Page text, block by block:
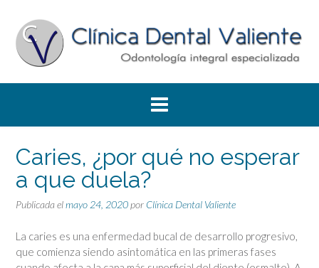
contenido
Caries, ¿por qué no esperar
a que duela?
Publicada elmayo 24, 2020por Clínica Dental Valiente
La caries es una enfermedad bucal de desarrollo progresivo,
que comienza siendo asintomática en las primeras fases